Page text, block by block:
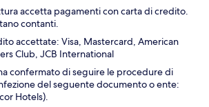
accetta pagamenti con carta di credito.
contanti.
accettate: Visa, Mastercard, American
Club, JCB International
confermato di seguire le procedure di
del seguente documento o ente:
Hotels).